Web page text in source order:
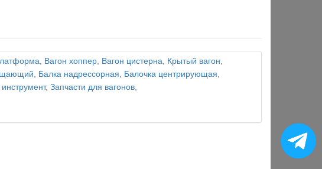
, Вагон хоппер, Вагон цистерна, Крытый вагон,
, Балка надрессорная, Балочка центрирующая,
, Запчасти для вагонов,